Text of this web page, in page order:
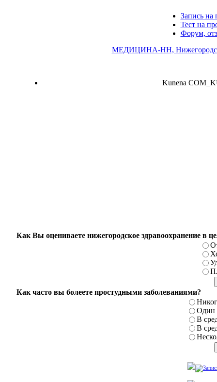
Запись на
Тест на
Форум,
МЕДИЦИНА-НН,
Kunena
Как Вы оцениваете нижегородское здравоохранение в
Как часто вы болеете простудными заболеваниями?
Один
В
В